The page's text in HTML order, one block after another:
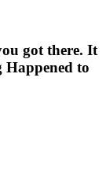
got there. It
Happened to